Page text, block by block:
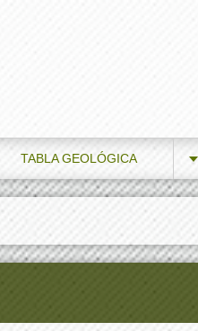
TABLA GEOLÓGICA